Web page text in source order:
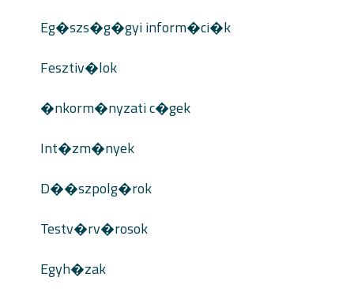
Eg�szs�g�gyi inform�ci�k
Fesztiv�lok
�nkorm�nyzati c�gek
Int�zm�nyek
D��szpolg�rok
Testv�rv�rosok
Egyh�zak